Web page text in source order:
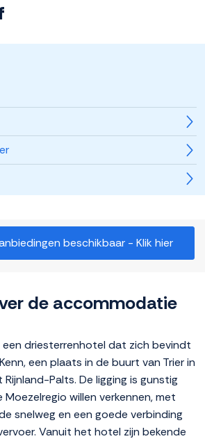
beschikbaar - Klik hier
de accommodatie
een driesterrenhotel dat zich bevindt
een plaats in de buurt van Trier in
Palts. De ligging is gunstig
willen verkennen, met
snelweg en een goede verbinding
Vanuit het hotel zijn bekende